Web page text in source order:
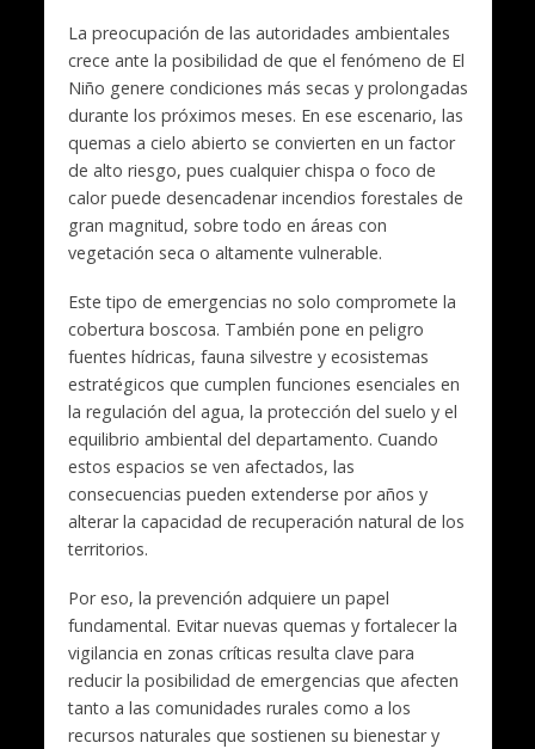
La preocupación de las autoridades ambientales
crece ante la posibilidad de que el fenómeno de El
Niño genere condiciones más secas y prolongadas
durante los próximos meses. En ese escenario, las
quemas a cielo abierto se convierten en un factor
de alto riesgo, pues cualquier chispa o foco de
calor puede desencadenar incendios forestales de
gran magnitud, sobre todo en áreas con
vegetación seca o altamente vulnerable.
Este tipo de emergencias no solo compromete la
cobertura boscosa. También pone en peligro
fuentes hídricas, fauna silvestre y ecosistemas
estratégicos que cumplen funciones esenciales en
la regulación del agua, la protección del suelo y el
equilibrio ambiental del departamento. Cuando
estos espacios se ven afectados, las
consecuencias pueden extenderse por años y
alterar la capacidad de recuperación natural de los
territorios.
Por eso, la prevención adquiere un papel
fundamental. Evitar nuevas quemas y fortalecer la
vigilancia en zonas críticas resulta clave para
reducir la posibilidad de emergencias que afecten
tanto a las comunidades rurales como a los
recursos naturales que sostienen su bienestar y